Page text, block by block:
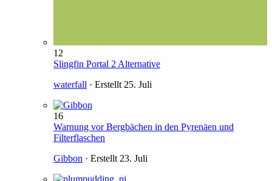
12
Slingfin Portal 2 Alternative
waterfall · Erstellt25. Juli
16
Warnung vor Bergbächen in den Pyrenäen und
Filterflaschen
Gibbon · Erstellt23. Juli